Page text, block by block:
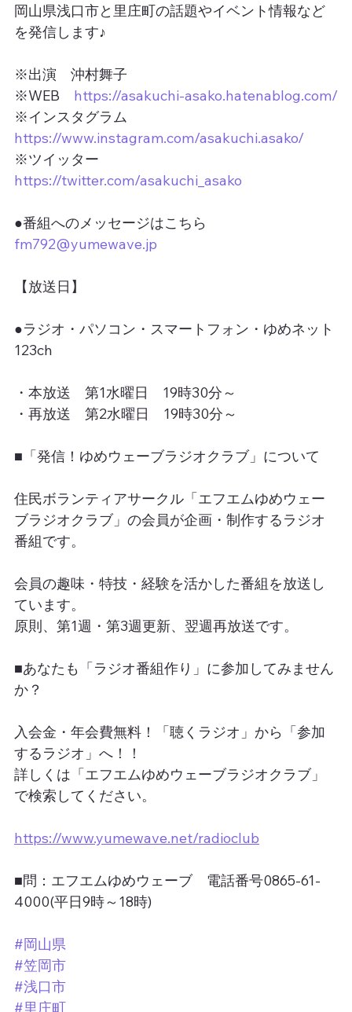
岡山県浅口市と里庄町の話題やイベント情報など
を発信します♪
※出演　沖村舞子
※WEB https://asakuchi-asako.hatenablog.com/
※インスタグラム
https://www.instagram.com/asakuchi.asako/
※ツイッター
https://twitter.com/asakuchi_asako
●番組へのメッセージはこちら
fm792@yumewave.jp
【放送日】
●ラジオ・パソコン・スマートフォン・ゆめネット
123ch
・本放送　第1水曜日　19時30分～
・再放送　第2水曜日　19時30分～
■「発信！ゆめウェーブラジオクラブ」について
住民ボランティアサークル「エフエムゆめウェー
ブラジオクラブ」の会員が企画・制作するラジオ
番組です。
会員の趣味・特技・経験を活かした番組を放送し
ています。
原則、第1週・第3週更新、翌週再放送です。
■あなたも「ラジオ番組作り」に参加してみません
か？
入会金・年会費無料！「聴くラジオ」から「参加
するラジオ」へ！！
詳しくは「エフエムゆめウェーブラジオクラブ」
で検索してください。
https://www.yumewave.net/radioclub
■問：エフエムゆめウェーブ　電話番号0865-61-
4000(平日9時～18時)
#岡山県
#笠岡市
#浅口市
#里庄町